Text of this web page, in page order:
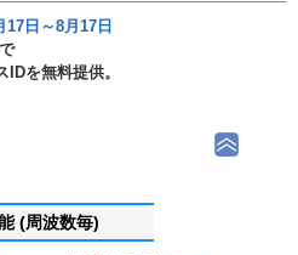
17日～8月17日
を無料提供。
(周波数毎)